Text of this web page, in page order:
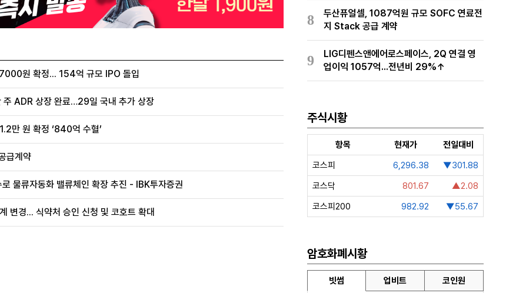
원 확정... 154억 규모 IPO 돌입
ADR 상장 완료…29일 국내 추가 상장
만 원 확정 ‘840억 수혈’
급계약
물류자동화 밸류체인 확장 추진 - IBK투자증권
변경... 식약처 승인 신청 및 코호트 확대
8
두산퓨얼셀, 1087억원 규모 SOFC 연료전
지 Stack 공급 계약
9
LIG디펜스앤에어로스페이스, 2Q 연결 영
업이익 1057억...전년비 29%↑
주식시황
항목 현재가
전일대비
코스피
6,296.38
▼301.88
코스닥
801.67
▲2.08
코스피200
982.92 ▼55.67
암호화폐시황
빗썸 업비트 코인원